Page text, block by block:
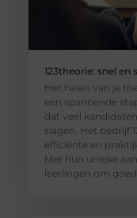
123theorie: snel
Het halen van je
een spannende
dat veel
slagen. Het bedrijf
efficiënte en
Met hun unieke
leerlingen om